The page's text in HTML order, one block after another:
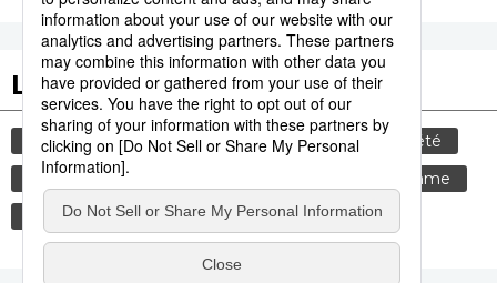
Les tags populaires
culture gastronomie tourisme
société
animal
histoire
femme
temple